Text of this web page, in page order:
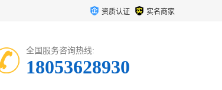
资质认证 实名商家
全国服务咨询热线:
18053628930